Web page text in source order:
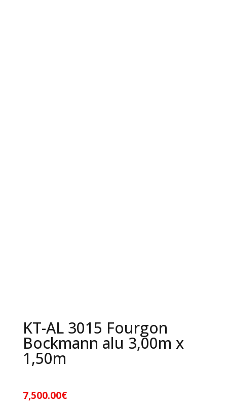
KT-AL 3015 Fourgon
Bockmann alu 3,00m x
1,50m
7,500.00€